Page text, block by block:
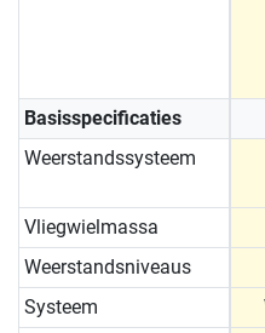
Basisspecificaties
Weerstandssysteem
Vliegwielmassa
Weerstandsniveaus
Systeem